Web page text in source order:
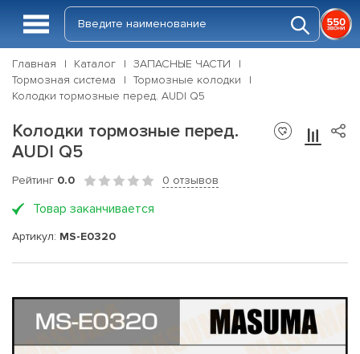
Главная Каталог
ЗАПАСНЫЕ ЧАСТИ
Тормозная система
Тормозные колодки
Колодки тормозные перед. AUDI Q5
Колодки тормозные перед.
AUDI Q5
Рейтинг 0.0 0 отзывов
Товар заканчивается
Артикул: MS-E0320